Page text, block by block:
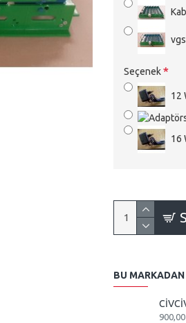
Seçenek
12
16
BU
900,00